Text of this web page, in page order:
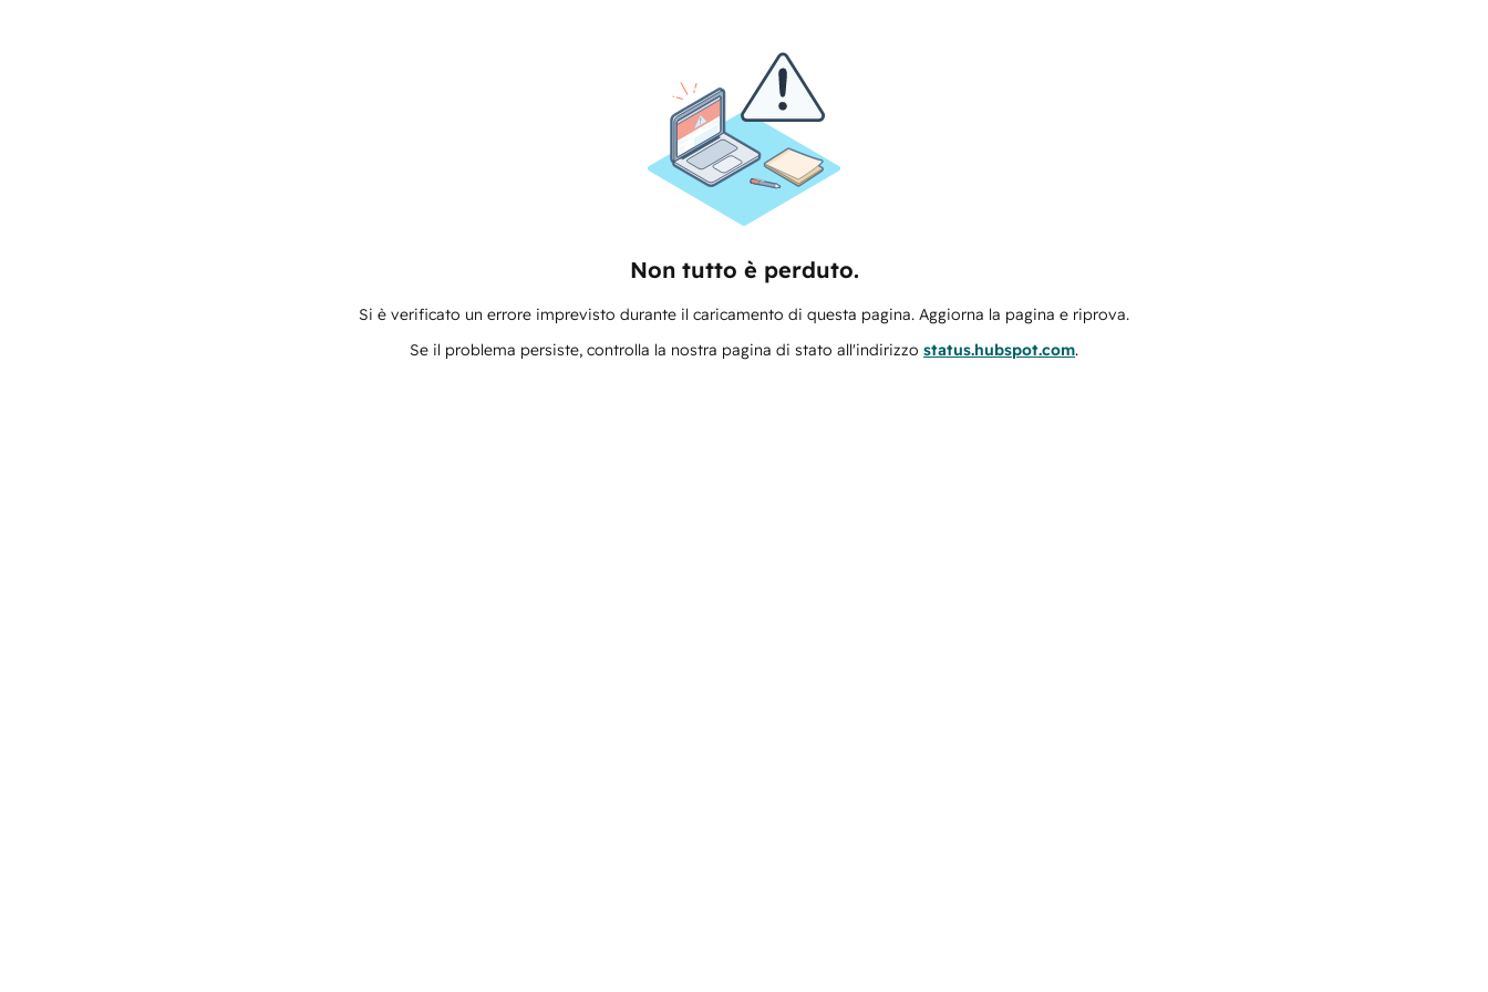
Non tutto è perduto.
Si è verificato un errore imprevisto durante il caricamento di questa pagina. Aggiorna la pagina e riprova.
Se il problema persiste, controlla la nostra pagina di stato all'indirizzo status.hubspot.com.